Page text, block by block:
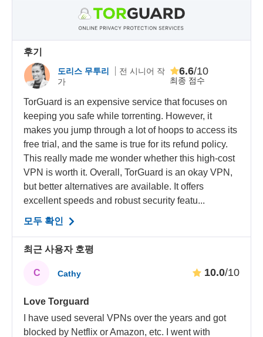
후기
도리스 무투리
전 시니어 작
가
최종 점수
6.6/10
TorGuard is an expensive service that focuses on
keeping you safe while torrenting. However, it
makes you jump through a lot of hoops to access its
free trial, and the same is true for its refund policy.
This really made me wonder whether this high-cost
VPN is worth it. Overall, TorGuard is an okay VPN,
but better alternatives are available. It offers
excellent speeds and robust security featu...
모두 확인
최근 사용자 호평
C Cathy 10.0/10
Love Torguard
I have used several VPNs over the years and got
blocked by Netflix or Amazon, etc. I went with